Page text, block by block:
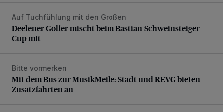
Deelener Golfer mischt beim Bastian-Schweinsteiger-
Auf Tuchfühlung mit den Großen
Deelener Golfer mischt beim Bastian-Schweinsteiger-
Cup mit
Mit dem Bus zur MusikMeile: Stadt und REVG bieten
Bitte vormerken
Mit dem Bus zur MusikMeile: Stadt und REVG bieten
Zusatzfahrten an